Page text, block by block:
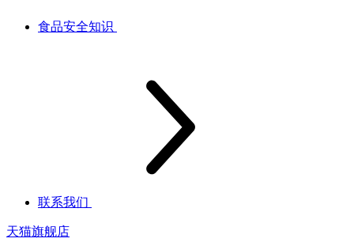
食品安全知识
联系我们
天猫旗舰店